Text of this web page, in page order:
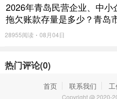
2026年青岛民营企业、中小
拖欠账款存量是多少？青岛
展局：暂不具备对外统一公
量数据的条件
28955阅读 08月04日
热门评论(0)
首页 联系我们
Copyright @ 2020-